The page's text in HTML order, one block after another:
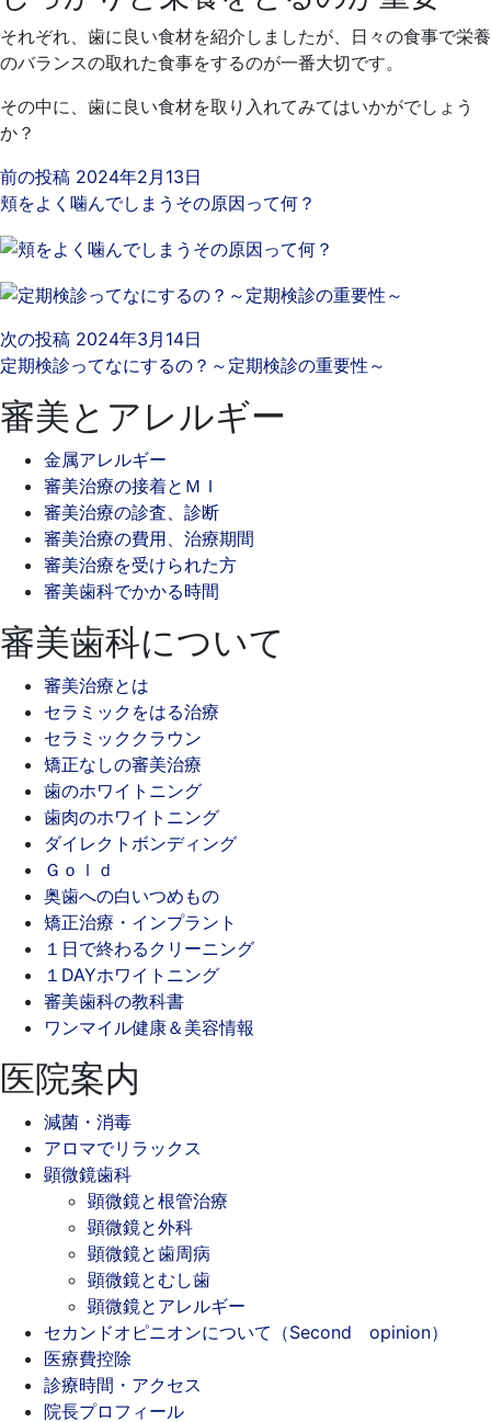
それぞれ、歯に良い食材を紹介しましたが、日々の食事で栄養
のバランスの取れた食事をするのが一番大切です。
その中に、歯に良い食材を取り入れてみてはいかがでしょう
か？
前の投稿 2024年2月13日
頬をよく噛んでしまうその原因って何？
次の投稿 2024年3月14日
定期検診ってなにするの？～定期検診の重要性～
審美とアレルギー
金属アレルギー
審美治療の接着とＭＩ
審美治療の診査、診断
審美治療の費用、治療期間
審美治療を受けられた方
審美歯科でかかる時間
審美歯科について
審美治療とは
セラミックをはる治療
セラミッククラウン
矯正なしの審美治療
歯のホワイトニング
歯肉のホワイトニング
ダイレクトボンディング
Ｇｏｌｄ
奥歯への白いつめもの
矯正治療・インプラント
１日で終わるクリーニング
１DAYホワイトニング
審美歯科の教科書
ワンマイル健康＆美容情報
医院案内
減菌・消毒
アロマでリラックス
顕微鏡歯科
顕微鏡と根管治療
顕微鏡と外科
顕微鏡と歯周病
顕微鏡とむし歯
顕微鏡とアレルギー
セカンドオピニオンについて（Second opinion）
医療費控除
診療時間・アクセス
院長プロフィール